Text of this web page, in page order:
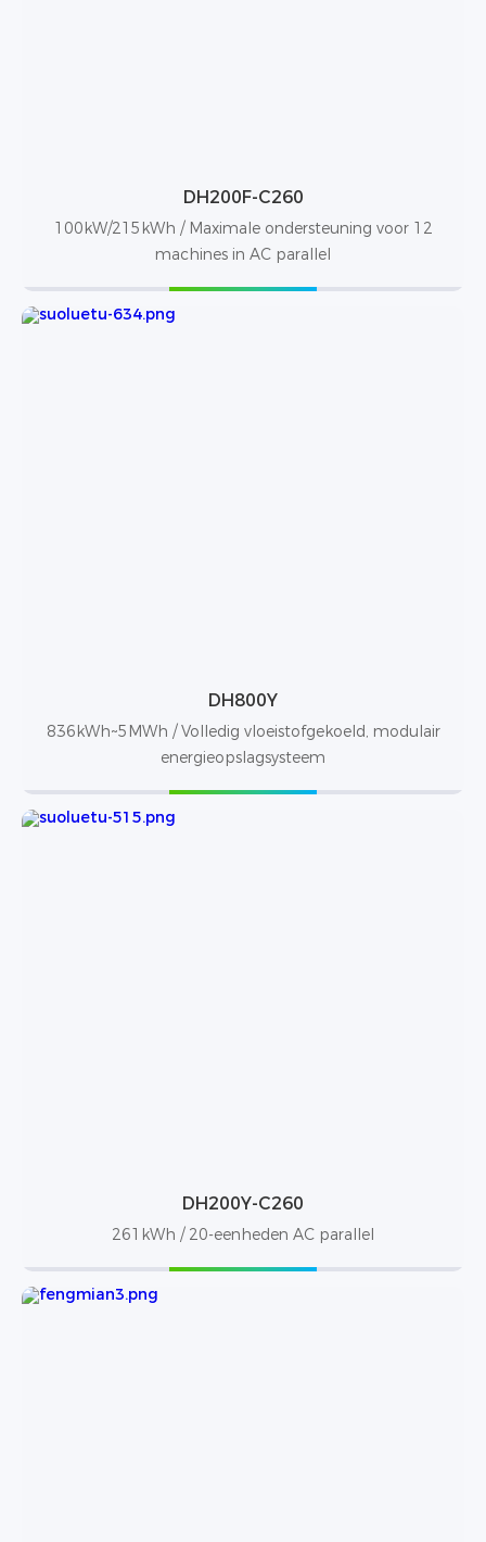
DH200F-C260
100kW/215kWh / Maximale ondersteuning voor 12
machines in AC parallel
DH800Y
836kWh~5MWh / Volledig vloeistofgekoeld, modulair
energieopslagsysteem
DH200Y-C260
261kWh / 20-eenheden AC parallel